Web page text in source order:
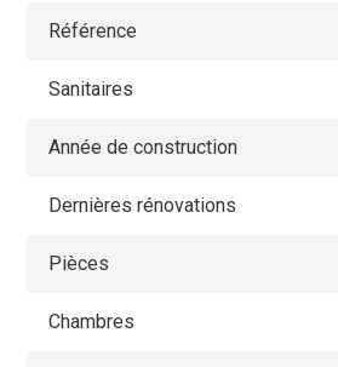
Référence
Sanitaires
Année de construction
Dernières rénovations
Pièces
Chambres